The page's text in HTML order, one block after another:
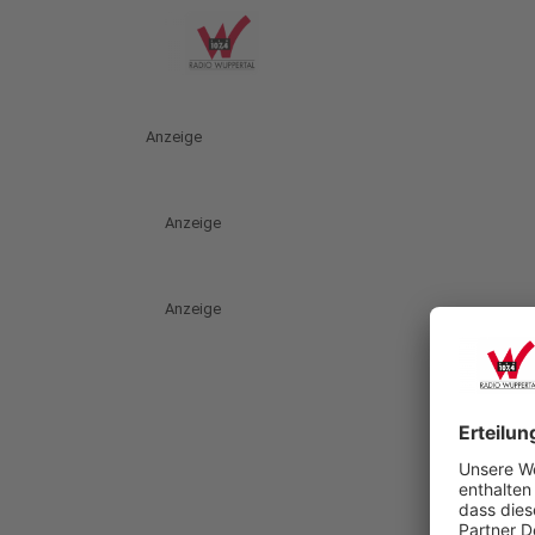
Anzeige
Anzeige
Anzeige